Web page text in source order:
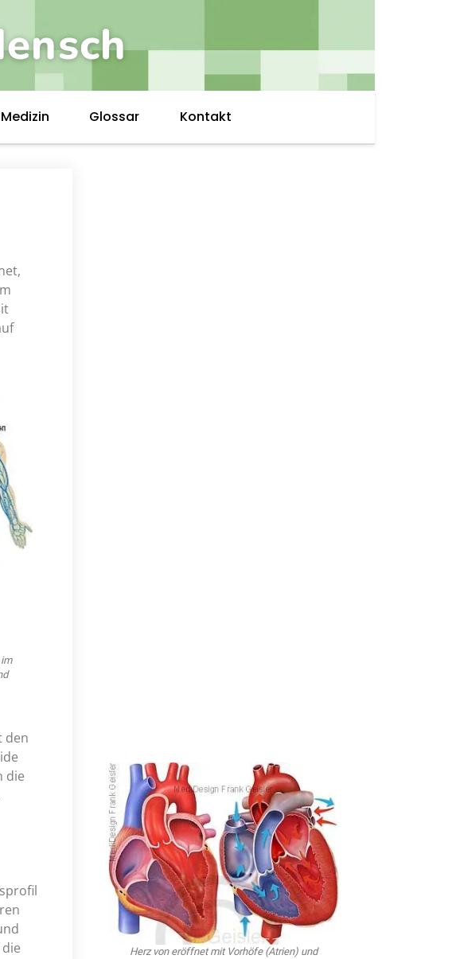
Medizin Glossar Kontakt
den
die
Herz von eröffnet mit Vorhöfe (Atrien) und